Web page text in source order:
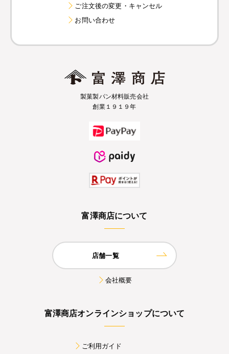
ご注文後の変更・キャンセル
お問い合わせ
製菓製パン材料販売会社
創業１９１９年
富澤商店について
店舗一覧
会社概要
富澤商店オンラインショップについて
ご利用ガイド